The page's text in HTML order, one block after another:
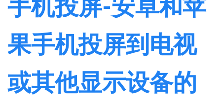
手机投屏-安卓和苹
果手机投屏到电视
或其他显示设备的